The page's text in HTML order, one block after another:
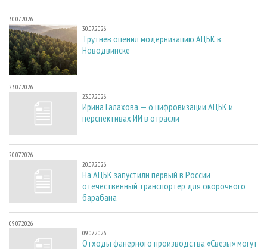
30.07.2026
30.07.2026
Трутнев оценил модернизацию АЦБК в
Новодвинске
23.07.2026
23.07.2026
Ирина Галахова — о цифровизации АЦБК и
перспективах ИИ в отрасли
20.07.2026
20.07.2026
На АЦБК запустили первый в России
отечественный транспортер для окорочного
барабана
09.07.2026
09.07.2026
Отходы фанерного производства «Свезы» могут